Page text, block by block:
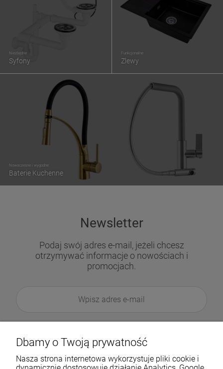
Nowoczesne i wygodne
Baterie Kuchenne
Niezbędne
Syfony
Funkcjonalne
Zlewy
Newsletter
Podaj swój adres e-mail, jeżeli chcesz
otrzymywać informacje o nowościach i
promocjach.
Dbamy o Twoją prywatność
Nasza strona internetowa wykorzystuje pliki cookie i